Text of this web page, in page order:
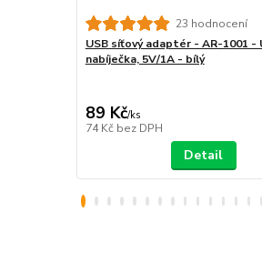
23 hodnocení
USB síťový adaptér - AR-1001 -
nabíječka, 5V/1A - bílý
89 Kč/ks
74 Kč bez DPH
Detail